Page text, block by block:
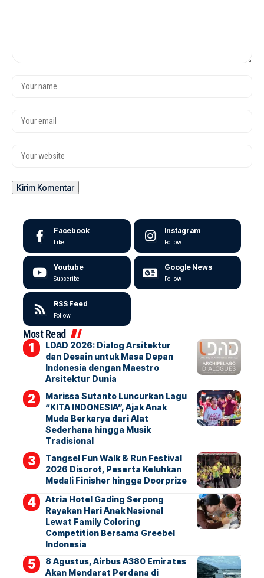
Facebook
Like
Instagram
Follow
Youtube
Subscribe
Google News
Follow
RSS Feed
Follow
Most Read
LDAD 2026: Dialog Arsitektur
dan Desain untuk Masa Depan
Indonesia dengan Maestro
Arsitektur Dunia
Marissa Sutanto Luncurkan Lagu
“KITA INDONESIA”, Ajak Anak
Muda Berkarya dari Alat
Sederhana hingga Musik
Tradisional
Tangsel Fun Walk & Run Festival
2026 Disorot, Peserta Keluhkan
Medali Finisher hingga Doorprize
Atria Hotel Gading Serpong
Rayakan Hari Anak Nasional
Lewat Family Coloring
Competition Bersama Greebel
Indonesia
8 Agustus, Airbus A380 Emirates
Akan Mendarat Perdana di